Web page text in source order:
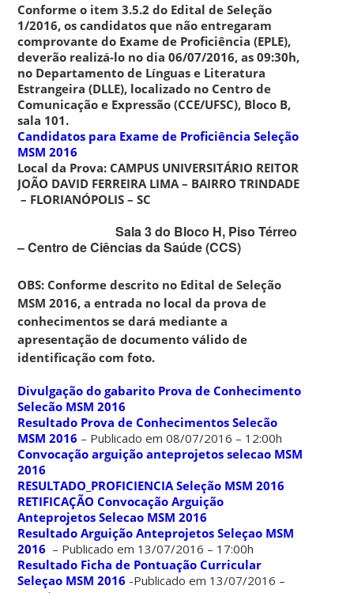
Conforme o item 3.5.2 do Edital de Seleção
1/2016, os candidatos que não entregaram
comprovante do Exame de Proficiência (EPLE),
deverão realizá-lo no dia 06/07/2016, as 09:30h,
no Departamento de Línguas e Literatura
Estrangeira (DLLE), localizado no Centro de
Comunicação e Expressão (CCE/UFSC), Bloco B,
sala 101.
Candidatos para Exame de Proficiência Seleção
MSM 2016
Local da Prova: CAMPUS UNIVERSITÁRIO REITOR
JOÃO DAVID FERREIRA LIMA – BAIRRO TRINDADE
– FLORIANÓPOLIS – SC
Sala 3 do Bloco H, Piso Térreo
– Centro de Ciências da Saúde (CCS)
OBS: Conforme descrito no Edital de Seleção
MSM 2016, a entrada no local da prova de
conhecimentos se dará mediante a
apresentação de documento válido de
identificação com foto.
Divulgação do gabarito Prova de Conhecimento
Selecão MSM 2016
Resultado Prova de Conhecimentos Selecão
MSM 2016 – Publicado em 08/07/2016 – 12:00h
Convocação arguição anteprojetos selecao MSM
2016
RESULTADO_PROFICIENCIA Seleção MSM 2016
RETIFICAÇÃO Convocação Arguição
Anteprojetos Selecao MSM 2016
Resultado Arguição Anteprojetos Seleçao MSM
2016 – Publicado em 13/07/2016 – 17:00h
Resultado Ficha de Pontuação Curricular
Seleçao MSM 2016 -Publicado em 13/07/2016 –